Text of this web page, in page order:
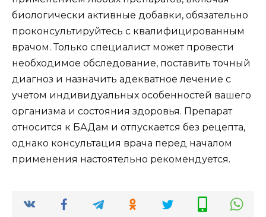
биологически активные добавки, обязательно
проконсультируйтесь с квалифицированным
врачом. Только специалист может провести
необходимое обследование, поставить точный
диагноз и назначить адекватное лечение с
учетом индивидуальных особенностей вашего
организма и состояния здоровья. Препарат
относится к БАДам и отпускается без рецепта,
однако консультация врача перед началом
применения настоятельно рекомендуется.